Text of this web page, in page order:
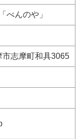
べんのや」
志摩町和具3065